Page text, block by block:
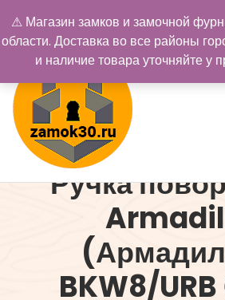
содержимому
Ручка
BKW8/
⚠ Магазин замков и замочной
области. Доставка во все районы
и наличие товара уточняйте у